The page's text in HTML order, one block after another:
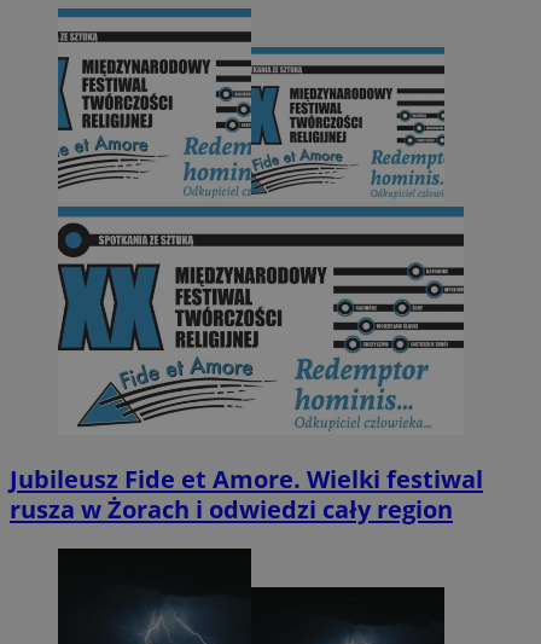
Jubileusz Fide et Amore. Wielki festiwal
rusza w Żorach i odwiedzi cały region